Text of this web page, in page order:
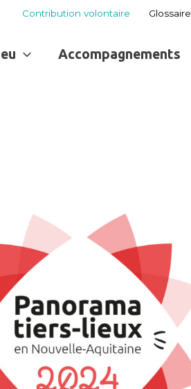
Contribution volontaire Glossaire
Accompagnements